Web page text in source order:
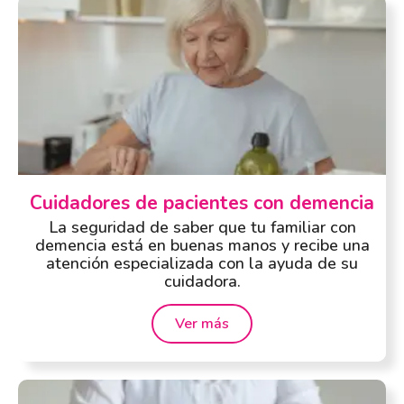
Cuidadores de pacientes con demencia
La seguridad de saber que tu familiar con
demencia está en buenas manos y recibe una
atención especializada con la ayuda de su
cuidadora.
Ver más